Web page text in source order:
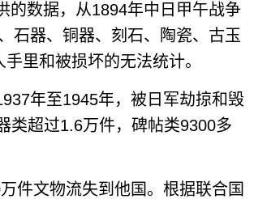
数据，从1894年中日甲午战争
石器、铜器、刻石、陶瓷、古玉
里和被损坏的无法统计。
年至1945年，被日军劫掠和毁
类超过1.6万件，碑帖类9300多
文物流失到他国。根据联合国